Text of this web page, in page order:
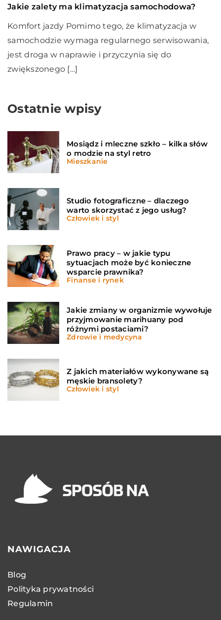
Jakie zalety ma klimatyzacja samochodowa?
Komfort jazdy Pomimo tego, że klimatyzacja w
samochodzie wymaga regularnego serwisowania,
jest droga w naprawie i przyczynia się do
zwiększonego […]
Ostatnie wpisy
Mosiądz i mleczne szkło – kilka słów
o modzie na styl retro
Mieszkanie
Studio fotograficzne – dlaczego
warto skorzystać z jego usług?
Człowiek i styl
Prawo pracy – w jakie typu
sytuacjach może być konieczne
wsparcie prawnika?
Finanse i rynek
Jakie zmiany w organizmie wywołuje
przyjmowanie marihuany pod
różnymi postaciami?
Zdrowie i medycyna
Z jakich materiałów wykonywane są
męskie bransolety?
Człowiek i styl
NAWIGACJA
Blog
Polityka prywatności
Regulamin